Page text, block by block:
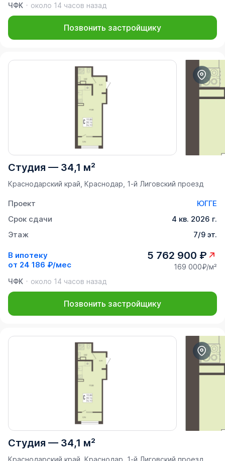
ЧФК
около 14 часов назад
Позвонить застройщику
Студия — 34,1 м²
Краснодарский край, Краснодар, 1-й Лиговский проезд
Проект
ЮГГЕ
Срок сдачи
4 кв. 2026 г.
Этаж
7/9 эт.
В ипотеку
от 24 186 ₽/мес
5 762 900 ₽
169 000₽/м²
ЧФК
около 14 часов назад
Позвонить застройщику
Студия — 34,1 м²